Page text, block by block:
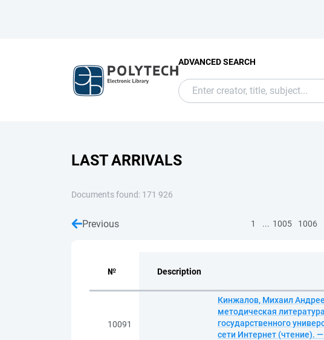
ADVANCED SEARCH
LAST ARRIVALS
Documents found: 171 926
Previous 1 ... 1005 1006
№ Description
10091
Кинжалов, Михаил
методическая
государственного
сети Интернет (чтение).